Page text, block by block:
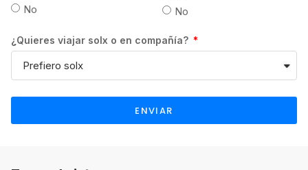
sus propias condiciones. Asimismo, el plazo
cada una de las escuelas.
No
No
¿Quieres viajar solx o en compañía?
ENVIAR